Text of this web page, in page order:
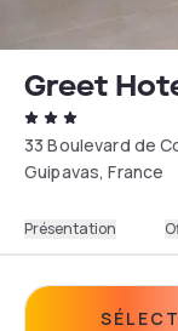
Greet
33 Boulevard de
Guipavas, France
Présentation